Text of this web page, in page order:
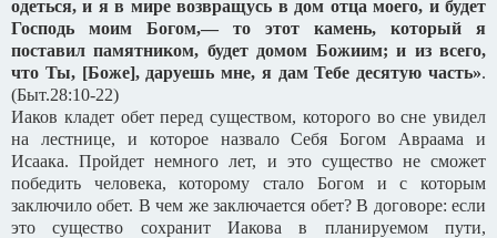
одеться, и я в мире возвращусь в дом отца моего, и будет
Господь моим Богом,— то этот камень, который я
поставил памятником, будет домом Божиим; и из всего,
что Ты, [Боже], даруешь мне, я дам Тебе десятую часть».
(Быт.28:10-22)
Иаков кладет обет перед существом, которого во сне увидел
на лестнице, и которое назвало Себя Богом Авраама и
Исаака. Пройдет немного лет, и это существо не сможет
победить человека, которому стало Богом и с которым
заключило обет. В чем же заключается обет? В договоре: если
это существо сохранит Иакова в планируемом пути,